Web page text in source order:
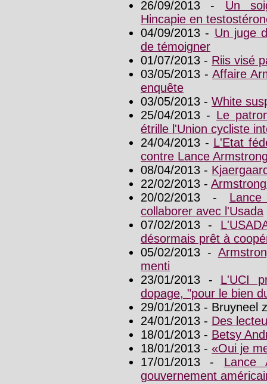
26/09/2013 - Un
Hincapie en
04/09/2013 - Un juge
de témoigner
01/07/2013 - Riis visé
03/05/2013 -Affaire
enquête
03/05/2013 - White
25/04/2013 - Le
étrille l'Union cycliste
24/04/2013 - L'Etat
contre Lance
08/04/2013 -
22/02/2013 -
20/02/2013 -
collaborer avec l'Usada
07/02/2013 -
désormais prêt à
05/02/2013 -
menti
23/01/2013 - L'UCI
dopage, "pour le bien
29/01/2013 - Bruyneel
24/01/2013 - Des
18/01/2013 - Betsy
18/01/2013 - «Oui je
17/01/2013 - Lance
gouvernement